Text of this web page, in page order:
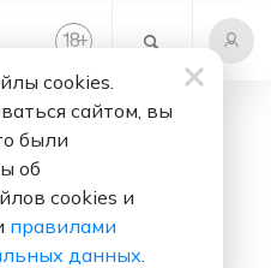
18+
Вдоль по
Питерской
cookies.
сайтом, вы
были
об
cookies и
правилами
данных.